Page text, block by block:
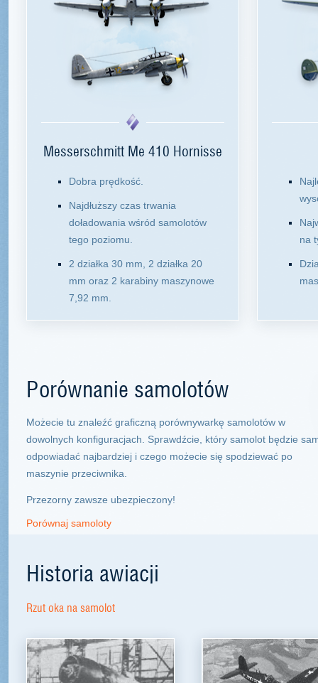
Messerschmitt Me 410 Hornisse
Dobra prędkość.
Najdłuższy czas trwania
doładowania wśród samolotów
tego poziomu.
2 działka 30 mm, 2 działka 20
mm oraz 2 karabiny maszynowe
7,92 mm.
na
Porównanie samolotów
Możecie tu znaleźć graficzną porównywarkę samolotów w
dowolnych konfiguracjach. Sprawdźcie, który samolot będzie
odpowiadać najbardziej i czego możecie się spodziewać po
maszynie przeciwnika.
Przezorny zawsze ubezpieczony!
Porównaj samoloty
Historia awiacji
Rzut oka na samolot